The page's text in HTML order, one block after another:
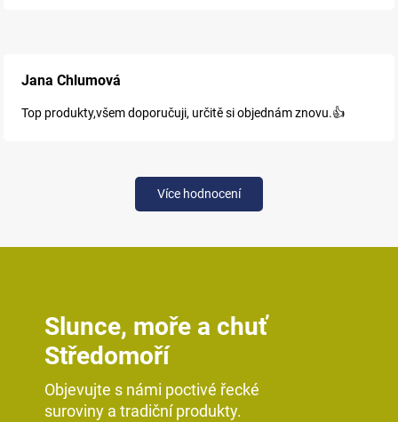
Jana Chlumová
Top produkty,všem doporučuji, určitě si objednám znovu.👍
Více hodnocení
Slunce, moře a chuť
Středomoří
Objevujte s námi poctivé řecké
suroviny a tradiční produkty.